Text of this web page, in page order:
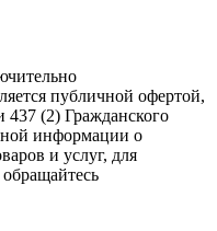
публичной офертой,
(2) Гражданского
информации о
и услуг, для